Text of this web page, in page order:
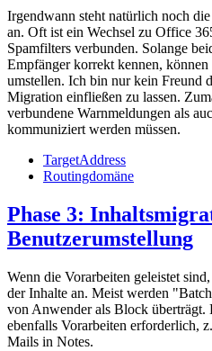
Irgendwann steht natürlich noch
an. Oft ist ein Wechsel zu Office
Spamfilters verbunden. Solange
Empfänger korrekt kennen,
umstellen. Ich bin nur kein Freund
Migration einfließen zu lassen.
verbundene Warnmeldungen als
kommuniziert werden müssen.
TargetAddress
Routingdomäne
Phase 3:
Benutzerumstellung
Wenn die Vorarbeiten geleistet
der Inhalte an. Meist werden
von Anwender als Block überträgt.
ebenfalls Vorarbeiten erforderlich,
Mails in Notes.